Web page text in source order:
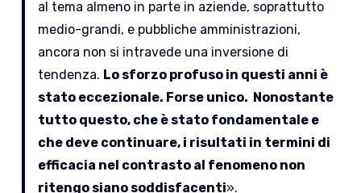
al tema almeno in parte in aziende, soprattutto
medio-grandi, e pubbliche amministrazioni,
ancora non si intravede una inversione di
tendenza. Lo sforzo profuso in questi anni è
stato eccezionale. Forse unico. Nonostante
tutto questo, che è stato fondamentale e
che deve continuare, i risultati in termini di
efficacia nel contrasto al fenomeno non
ritengo siano soddisfacenti».